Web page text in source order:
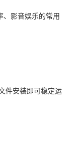
影音娱乐的常用
件安装即可稳定运